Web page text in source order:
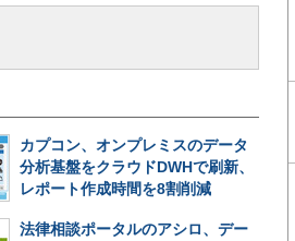
カプコン、オンプレミスのデータ
分析基盤をクラウドDWHで刷新、
レポート作成時間を8割削減
法律相談ポータルのアシロ、デー